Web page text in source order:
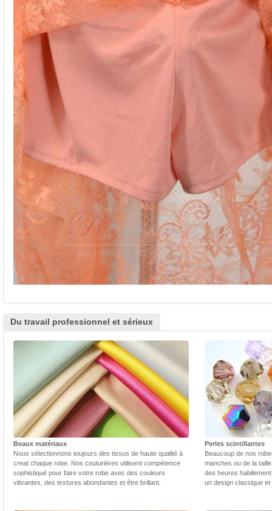
Du travail professionnel et sérieux
Beaux matériaux
Nous sélectionnons toujours des tissus de haute qualité à
creat chaque robe. Nos couturières utilisent compétence
sophistiqué pour faire votre robe avec des couleurs
vibrantes, des textures abondantes et être brillant.
Perles scintillantes
Beaucoup de nos
manches ou de la
des heures
un design classique